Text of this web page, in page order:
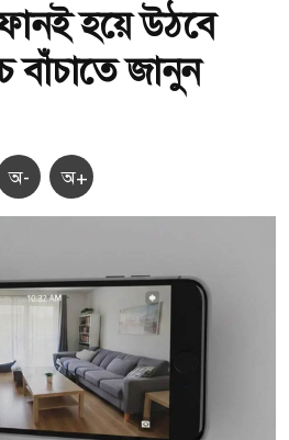
হয়ে উঠবে
বাঁচাতে জানুন
অ- অ+